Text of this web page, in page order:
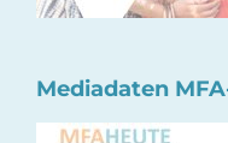
Mediadaten